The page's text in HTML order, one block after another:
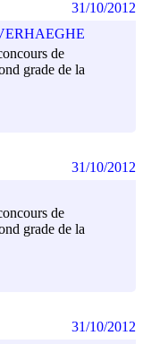
de
grade de la
31/10/2012
de
grade de la
31/10/2012
31/10/2012